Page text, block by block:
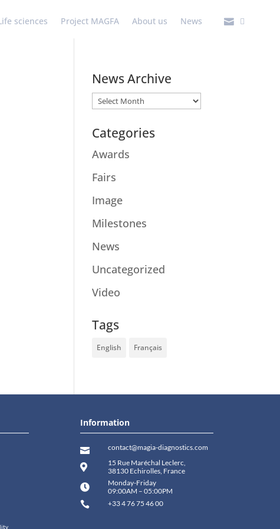
sciences Project MAGFA About us News 
News Archive
News
Categories
Awards
Fairs
Image(1)
Milestones
News
Uncategorized
Video
Tags
English Français
Information
 contact@magia-diagnostics.com

15 Rue Maréchal Leclerc,
38130 Echirolles, France

Monday-Friday
09:00AM – 05:00PM
 +33 4 76 75 46 00